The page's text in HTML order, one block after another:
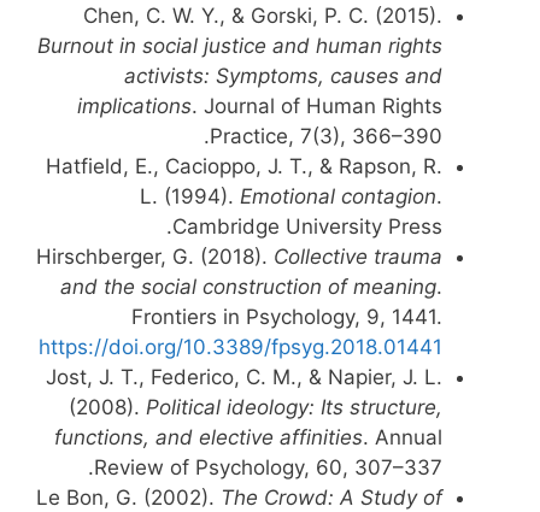
Chen, C. W. Y., & Gorski, P. C. (2015).
Burnout in social justice and human rights
activists: Symptoms, causes and
implications. Journal of Human Rights
Practice, 7(3), 366–390.
Hatfield, E., Cacioppo, J. T., & Rapson, R.
L. (1994). Emotional contagion.
Cambridge University Press.
Hirschberger, G. (2018). Collective trauma
and the social construction of meaning.
Frontiers in Psychology, 9, 1441.
https://doi.org/10.3389/fpsyg.2018.01441
Jost, J. T., Federico, C. M., & Napier, J. L.
(2008). Political ideology: Its structure,
functions, and elective affinities. Annual
Review of Psychology, 60, 307–337.
Le Bon, G. (2002). The Crowd: A Study of